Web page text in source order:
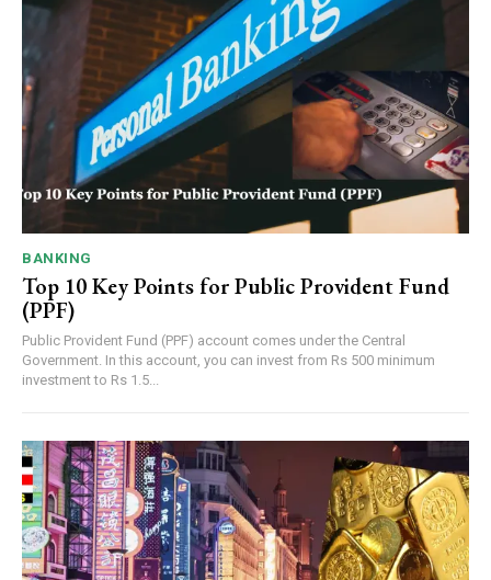
BANKING
Top 10 Key Points for Public Provident Fund
(PPF)
Public Provident Fund (PPF) account comes under the Central
Government. In this account, you can invest from Rs 500 minimum
investment to Rs 1.5...